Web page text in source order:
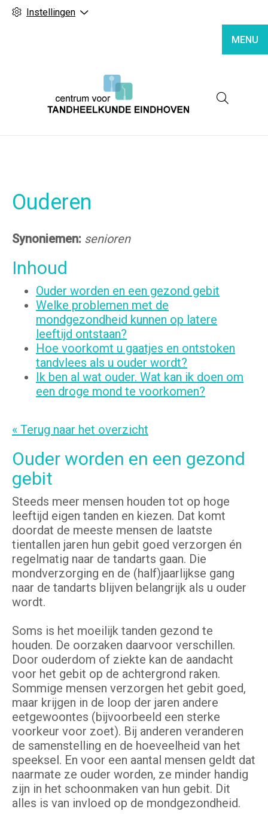
Instellingen
MENU
Ouderen
Synoniemen: senioren
Inhoud
Ouder worden en een gezond gebit
Welke problemen met de
mondgezondheid kunnen op latere
leeftijd ontstaan?
Hoe voorkomt u gaatjes en ontstoken
tandvlees als u ouder wordt?
Ik ben al wat ouder. Wat kan ik doen om
een droge mond te voorkomen?
« Terug naar het overzicht
Ouder worden en een gezond
gebit
Steeds meer mensen houden tot op hoge
leeftijd eigen tanden en kiezen. Dat komt
doordat de meeste mensen de laatste
tientallen jaren hun gebit goed verzorgen én
regelmatig naar de tandarts gaan. Die
mondverzorging en de (half)jaarlijkse gang
naar de tandarts blijven belangrijk als u ouder
wordt.
Soms is het moeilijk tanden gezond te
houden. De oorzaken daarvoor verschillen.
Door ouderdom of ziekte kan de aandacht
voor het gebit op de achtergrond raken.
Sommige mensen verzorgen het gebit goed,
maar krijgen in de loop der jaren andere
eetgewoontes (bijvoorbeeld een sterke
voorkeur voor zoet). Bij anderen veranderen
de samenstelling en de hoeveelheid van het
speeksel. En voor een aantal mensen geldt dat
naarmate ze ouder worden, ze minder handig
zijn in het schoonmaken van hun gebit. Dit
alles is van invloed op de mondgezondheid.